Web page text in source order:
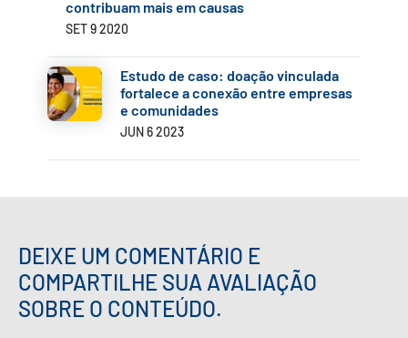
contribuam mais em causas
SET 9 2020
Estudo de caso: doação vinculada
fortalece a conexão entre empresas
e comunidades
JUN 6 2023
DEIXE UM COMENTÁRIO E
COMPARTILHE SUA AVALIAÇÃO
SOBRE O CONTEÚDO.